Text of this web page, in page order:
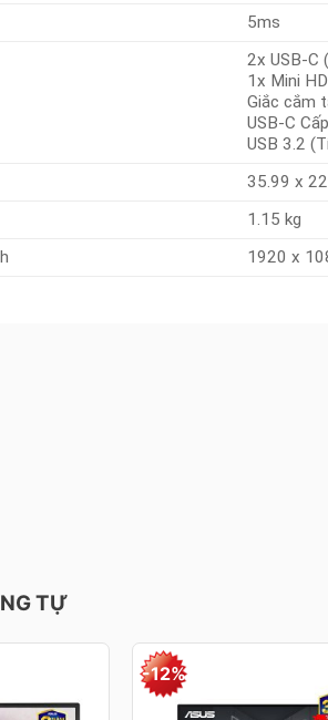
5ms
2x USB-C
1x Mini
Giắc cắm
USB-C
USB 3.2
35.99 x
1.15 kg
1920 x
TỰ
-12%